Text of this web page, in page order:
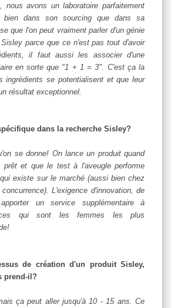
nous avons un laboratoire parfaitement
bien dans son sourcing que dans sa
que l'on peut vraiment parler d'un génie
parce que ce n'est pas tout d'avoir
il faut aussi les associer d'une
en sorte que "1 + 1 = 3". C'est ça la
ingrédients se potentialisent et que leur
résultat exceptionnel.
dans la recherche Sisley?
se donne! On lance un produit quand
et que le test à l'aveugle performe
existe sur le marché (aussi bien chez
L'exigence d'innovation, de
un service supplémentaire à
qui sont les femmes les plus
de création d'un produit Sisley,
prend-il?
ça peut aller jusqu'à 10 - 15 ans. Ce